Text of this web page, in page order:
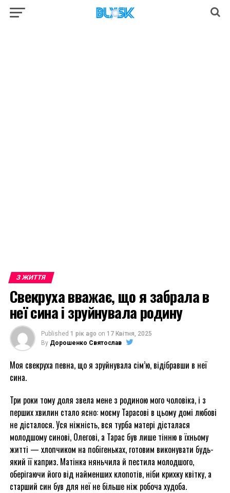
З ЖИТТЯ
Свекруха вважає, що я забрала в
неї сина і зруйнувала родину
Published 1 рік ago on 17 Квітня, 2025
By Дорошенко Святослав
Моя свекруха певна, що я зруйнувала сім’ю, відібравши в неї
сина.
Три роки тому доля звела мене з родиною мого чоловіка, і з
перших хвилин стало ясно: моєму Тарасові в цьому домі любові
не дісталося. Уся ніжність, вся турба матері дісталася
молодшому синові, Олегові, а Тарас був лише тінню в їхньому
житті — хлопчиком на побігеньках, готовим виконувати будь-
який її каприз. Матінка няньчила й пестила молодшого,
оберігаючи його від найменших клопотів, ніби крихку квітку, а
старший син був для неї не більше ніж робоча худоба.